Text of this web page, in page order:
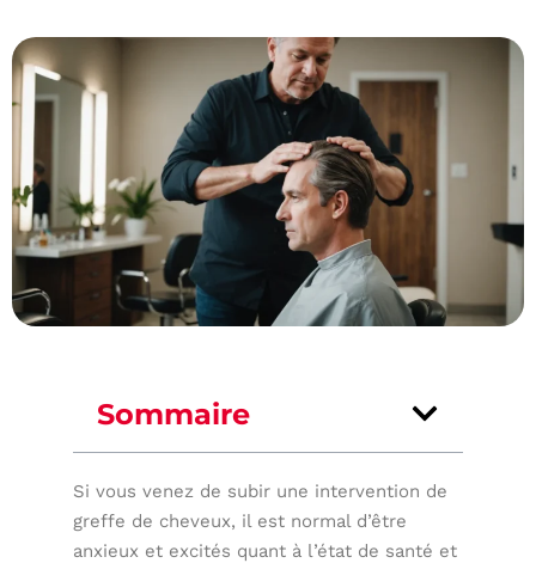
Sommaire
Si vous venez de subir une intervention de
greffe de cheveux, il est normal d’être
anxieux et excités quant à l’état de santé et